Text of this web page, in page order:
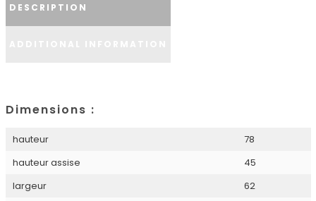
DESCRIPTION
Dimensions :
hauteur
78
hauteur assise
45
largeur
62